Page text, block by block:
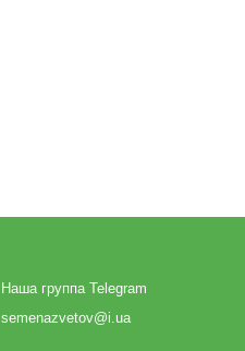
Наша группа Telegram
semenazvetov@i.ua